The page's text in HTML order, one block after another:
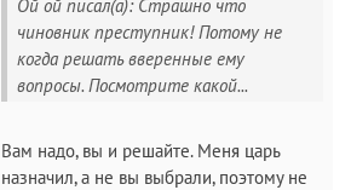
Ой ой писал(а): Страшно что
чиновник преступник! Потому не
когда решать вверенные ему
вопросы. Посмотрите какой...
Вам надо, вы и решайте. Меня царь
назначил, а не вы выбрали, поэтому не